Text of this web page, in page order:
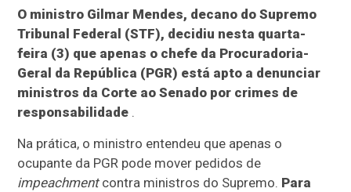
O ministro Gilmar Mendes, decano do Supremo
Tribunal Federal (STF), decidiu nesta quarta-
feira (3) que apenas o chefe da Procuradoria-
Geral da República (PGR) está apto a denunciar
ministros da Corte ao Senado por crimes de
responsabilidade .
Na prática, o ministro entendeu que apenas o
ocupante da PGR pode mover pedidos de
impeachmentcontra ministros do Supremo. Para